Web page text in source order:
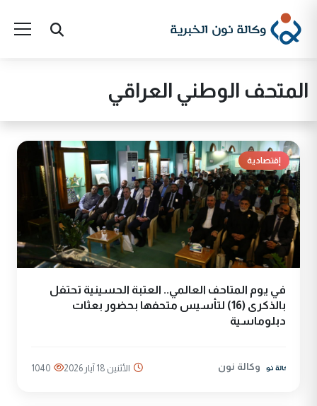
المتحف الوطني العراقي
إقتصادية
في يوم المتاحف العالمي.. العتبة الحسينية تحتفل
بالذكرى (16) لتأسيس متحفها بحضور بعثات
دبلوماسية
وكالة نون الأثنين 18 آيار 2026 1040